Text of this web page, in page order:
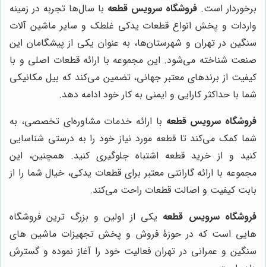
برخوردار است. فروشگاه سرویس قطعه با سال‌ها تجربه در زمینه
واردات و پخش انواع قطعات یدکی غلطک و سایر ماشین آلات
سنگین در تهران و شهرستان‌ها، به عنوان یکی از پیشگامان این
صنعت شناخته می‌شود. این مجموعه با ارائه قطعات اصلی و با
کیفیت از برندهای معتبر جهانی، تضمین می‌کند که بیل مکانیکی
شما با حداکثر کارایی و ایمنی به کار خود ادامه دهد.
فروشگاه سرویس قطعه با ارائه خدمات مشاوره‌ای تخصصی، به
شما کمک می‌کند تا قطعه مورد نیاز خود را به درستی شناسایی
کنید و از خرید قطعه اشتباه جلوگیری کنید. همچنین، این
مجموعه با ارائه گارانتی معتبر برای قطعات یدکی، خیال شما را از
بابت کیفیت و اصالت قطعات راحت می‌کند.
فروشگاه سرویس قطعه یکی از اولین و بزرگ ترین فروشگاه
هایی است که در حوزۀ فروش و پخش تجهیزات ماشین های
سنگین و عمرانی در تهران فعالیت خود را آغاز نموده و گسترش